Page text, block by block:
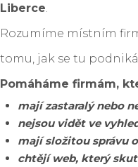
Liberce
Rozumíme místním
tomu, jak se tu podniká.
Pomáháme firmám,
mají zastaralý nebo
nejsou vidět ve
mají složitou správu
chtějí web, který